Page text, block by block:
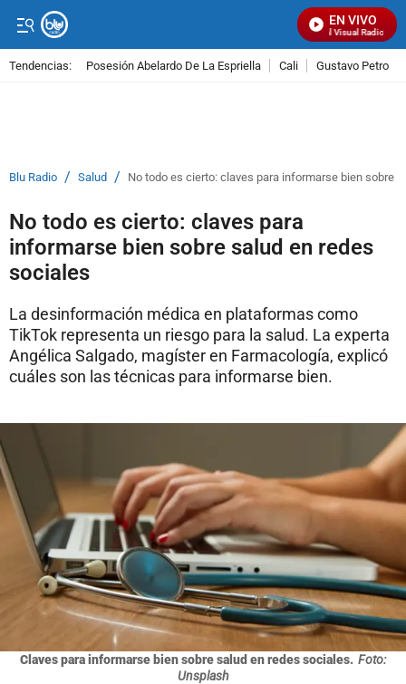
EN VIVO
Señal Visual Radio
Tendencias: Posesión Abelardo De La Espriella Cali Gustavo Petro
Blu Radio / Salud / No todo es cierto: claves para informarse bien sobre
No todo es cierto: claves para
informarse bien sobre salud en redes
sociales
La desinformación médica en plataformas como
TikTok representa un riesgo para la salud. La experta
Angélica Salgado, magíster en Farmacología, explicó
cuáles son las técnicas para informarse bien.
Claves para informarse bien sobre salud en redes sociales. Foto:
Unsplash